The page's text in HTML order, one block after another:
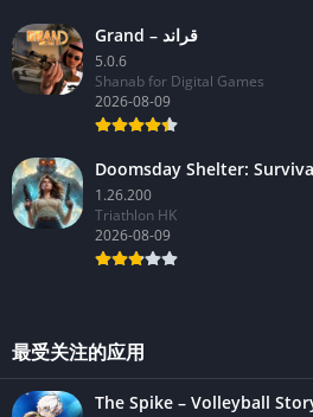
Grand – قراند
5.0.6
Shanab for Digital Games
2026-08-09
Doomsday Shelter:
1.26.200
Triathlon HK
2026-08-09
最受关注的应用
The Spike – Volleyball